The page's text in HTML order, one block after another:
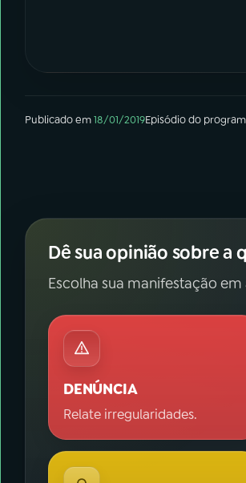
Publicado em18/01/2019Episódiodo
Dê sua opinião sobre a
Escolha sua manifestação
DENÚNCIA
Relate irregularidades.